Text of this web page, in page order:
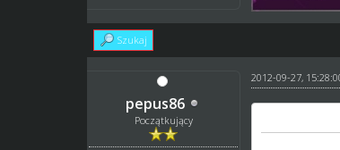
Szukaj
pepus86
Początkujący
2012-09-27,